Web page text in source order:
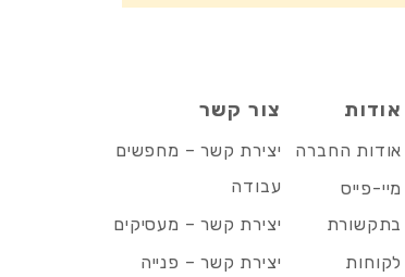
אודות
אודות החברה
מיי-פייס
בתקשורת
לקוחות
צור קשר
יצירת קשר – מחפשים
עבודה
יצירת קשר – מעסיקים
יצירת קשר – פנייה